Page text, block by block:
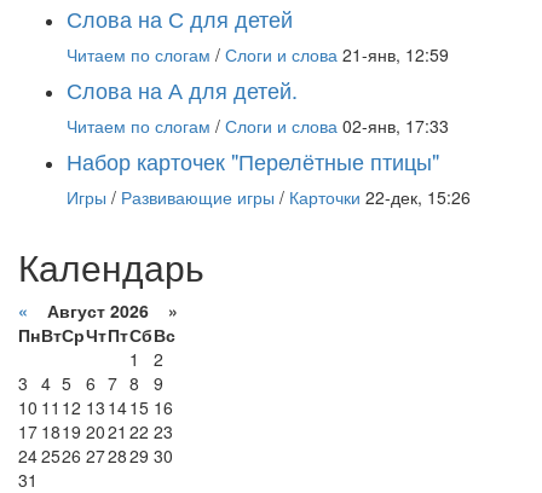
Слова на С для детей
Читаем по слогам / Слоги и слова 21-янв, 12:59
Слова на А для детей.
Читаем по слогам / Слоги и слова 02-янв, 17:33
Набор карточек "Перелётные птицы"
Игры / Развивающие игры / Карточки 22-дек, 15:26
Календарь
« Август 2026 »
ПнВтСрЧтПтСбВс
1
2
3 4 5 6 7 8
9
10 11 12 13 1415 16
17 1819 2021 22 23
242526 272829 30
31